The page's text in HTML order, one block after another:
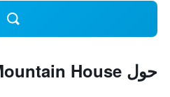
حول Mohonk Mountain House